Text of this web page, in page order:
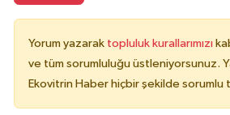
Yorum yazarak topluluk kurallarımızı
ve tüm sorumluluğu üstleniyorsunuz.
Ekovitrin Haber hiçbir şekilde sorumlu